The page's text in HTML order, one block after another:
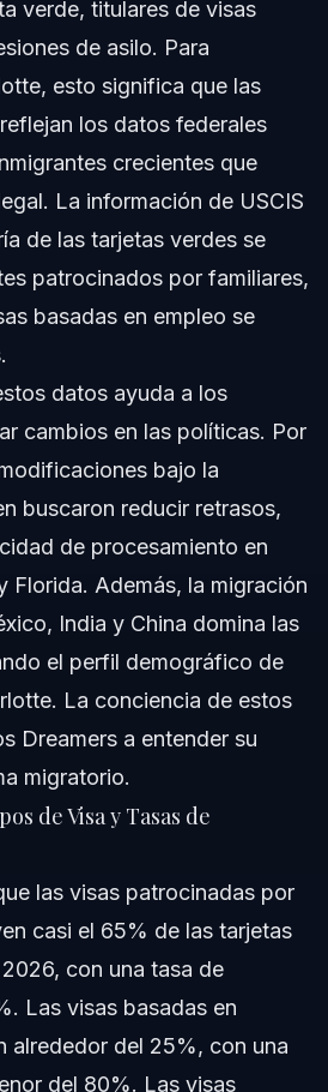
verde, titulares de visas
de asilo. Para
esto significa que las
los datos federales
crecientes que
La información de USCIS
de las tarjetas verdes se
patrocinados por familiares,
basadas en empleo se
datos ayuda a los
cambios en las políticas. Por
bajo la
buscaron reducir retrasos,
de procesamiento en
Florida. Además, la migración
India y China domina las
el perfil demográfico de
La conciencia de estos
Dreamers a entender su
migratorio.
de Visa y Tasas de
las visas patrocinadas por
casi el 65% de las tarjetas
con una tasa de
Las visas basadas en
alrededor del 25%, con una
del 80%. Las visas